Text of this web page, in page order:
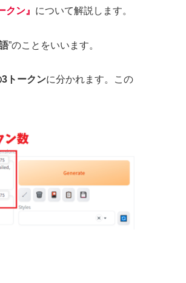
クン』 について解説します。
”のことをいいます。
トークンに分かれます。この